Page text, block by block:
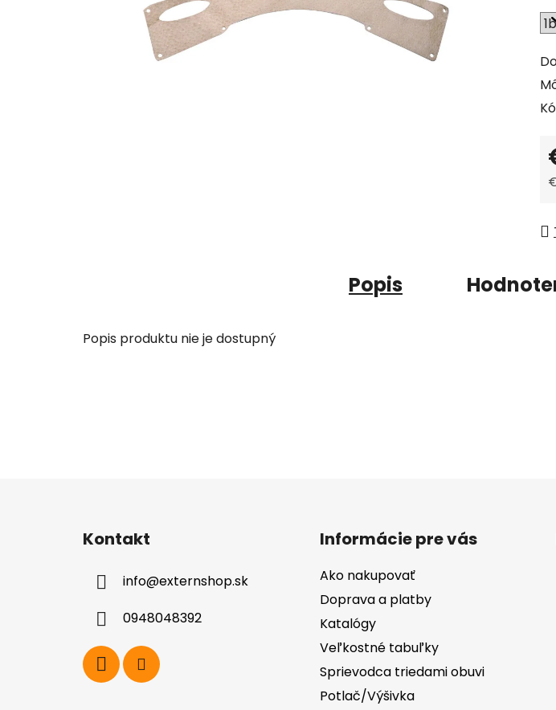
z
5
Popis
Popis produktu nie je dostupný
Kontakt
info@externshop.sk
0948048392
Informácie pre vás
Ako nakupovať
Doprava a platby
Katalógy
Veľkostné tabuľky
Sprievodca triedami obuvi
Potlač/Výšivka